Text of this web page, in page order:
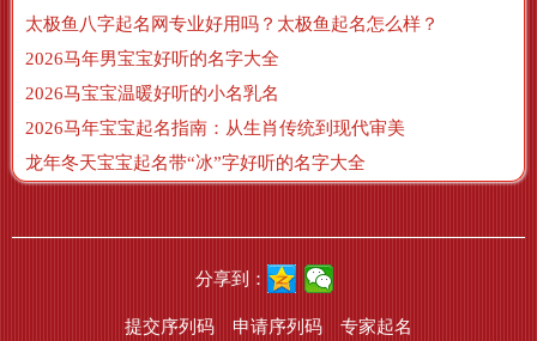
太极鱼八字起名网专业好用吗？太极鱼起名怎么样？
2026马年男宝宝好听的名字大全
2026马宝宝温暖好听的小名乳名
2026马年宝宝起名指南：从生肖传统到现代审美
龙年冬天宝宝起名带“冰”字好听的名字大全
分享到：
提交序列码 申请序列码 专家起名